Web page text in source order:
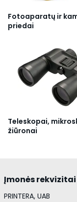
Fotoaparatų ir
priedai
Teleskopai,
žiūronai
Įmonės rekvizitai
PRINTERA, UAB